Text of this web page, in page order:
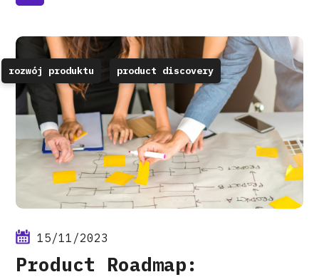
rozwój produktu product discovery
15/11/2023
Product Roadmap: